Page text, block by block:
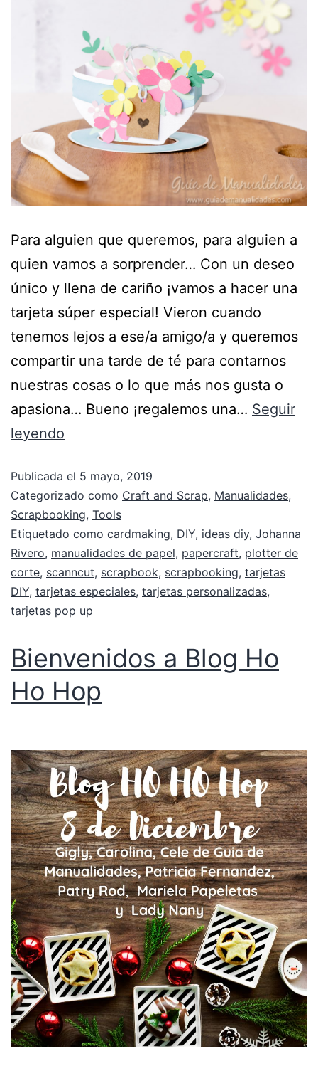
Para alguien que queremos, para alguien a
quien vamos a sorprender… Con un deseo
único y llena de cariño ¡vamos a hacer una
tarjeta súper especial! Vieron cuando
tenemos lejos a ese/a amigo/a y queremos
compartir una tarde de té para contarnos
nuestras cosas o lo que más nos gusta o
apasiona… Bueno ¡regalemos una… Seguir
leyendo
Publicada el 5 mayo, 2019
Categorizado como Craft and Scrap, Manualidades,
Scrapbooking, Tools
Etiquetado como cardmaking, DIY, ideas diy, Johanna
Rivero, manualidades de papel, papercraft, plotter de
corte, scanncut, scrapbook, scrapbooking, tarjetas
DIY, tarjetas especiales, tarjetas personalizadas,
tarjetas pop up
Bienvenidos a Blog Ho
Ho Hop